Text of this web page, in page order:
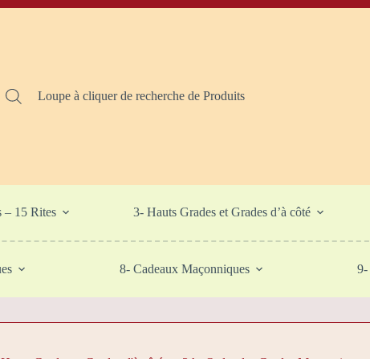
Loupe à cliquer de recherche de Produits
– 15 Rites 3- Hauts Grades et Grades d’à côté
8- Cadeaux Maçonniques 9-